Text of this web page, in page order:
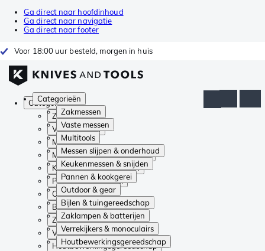
Ga direct naar hoofdinhoud
Ga direct naar navigatie
Ga direct naar footer
Voor 18:00 uur besteld, morgen in huis
Categorieën
Zakmessen
Vaste messen
Multitools
Messen slijpen & onderhoud
Keukenmessen & snijden
Pannen & kookgerei
Outdoor & gear
Bijlen & tuingereedschap
Zaklampen & batterijen
Verrekijkers & monoculairs
Houtbewerkingsgereedschap
Categorieën
Zakmessen
Vaste messen
Multitools
Messen slijpen & onderhoud
Keukenmessen & snijden
Pannen & kookgerei
Outdoor & gear
Bijlen & tuingereedschap
Zaklampen & batterijen
Verrekijkers & monoculairs
Houtbewerkingsgereedschap